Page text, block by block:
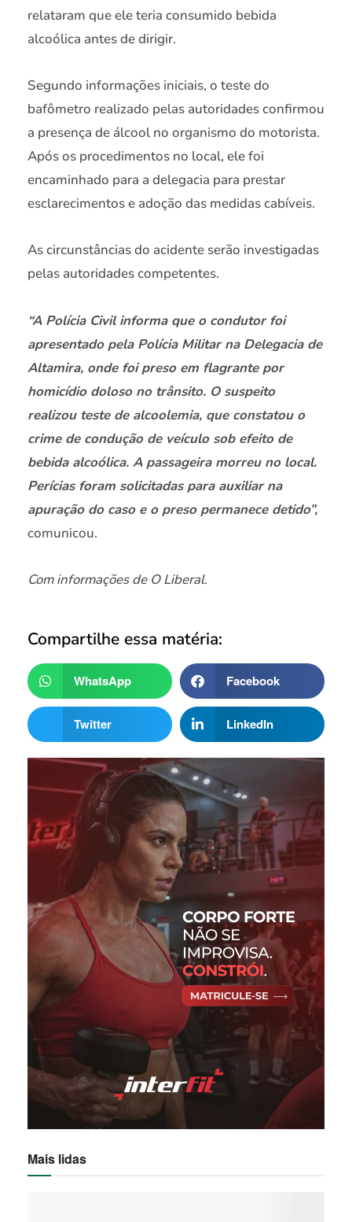
relataram que ele teria consumido bebida
alcoólica antes de dirigir.
Segundo informações iniciais, o teste do
bafômetro realizado pelas autoridades confirmou
a presença de álcool no organismo do motorista.
Após os procedimentos no local, ele foi
encaminhado para a delegacia para prestar
esclarecimentos e adoção das medidas cabíveis.
As circunstâncias do acidente serão investigadas
pelas autoridades competentes.
“A Polícia Civil informa que o condutor foi
apresentado pela Polícia Militar na Delegacia de
Altamira, onde foi preso em flagrante por
homicídio doloso no trânsito. O suspeito
realizou teste de alcoolemia, que constatou o
crime de condução de veículo sob efeito de
bebida alcoólica. A passageira morreu no local.
Perícias foram solicitadas para auxiliar na
apuração do caso e o preso permanece detido”,
comunicou.
Com informações de O Liberal.
Compartilhe essa matéria:
WhatsApp Facebook
Twitter LinkedIn
Mais lidas